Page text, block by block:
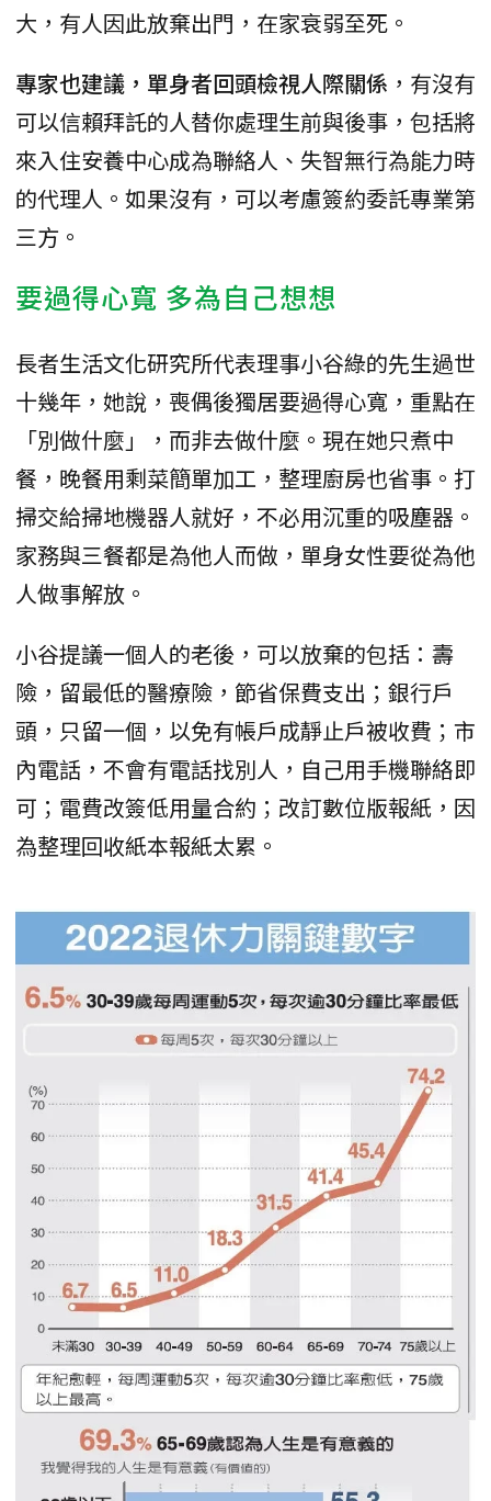
大，有人因此放棄出門，在家衰弱至死。
專家也建議，單身者回頭檢視人際關係 ，有沒有
可以信賴拜託的人替你處理生前與後事，包括將
來入住安養中心成為聯絡人、失智無行為能力時
的代理人。如果沒有，可以考慮簽約委託專業第
三方。
要過得心寬 多為自己想想
長者生活文化研究所代表理事小谷綠的先生過世
十幾年，她說，喪偶後獨居要過得心寬，重點在
「別做什麼」，而非去做什麼。現在她只煮中
餐，晚餐用剩菜簡單加工，整理廚房也省事。打
掃交給掃地機器人就好，不必用沉重的吸塵器。
家務與三餐都是為他人而做，單身女性要從為他
人做事解放。
小谷提議一個人的老後，可以放棄的包括：壽
險，留最低的醫療險，節省保費支出；銀行戶
頭，只留一個，以免有帳戶成靜止戶被收費；市
內電話，不會有電話找別人，自己用手機聯絡即
可；電費改簽低用量合約；改訂數位版報紙，因
為整理回收紙本報紙太累。